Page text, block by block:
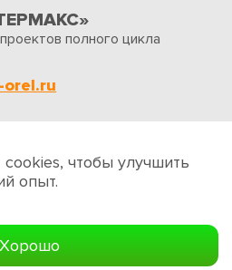
полного цикла
orel.ru
чтобы улучшить
опыт.
Хорошо